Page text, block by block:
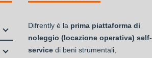
Difrently è la prima piattaforma di
noleggio (locazione operativa) self-
service di beni strumentali,